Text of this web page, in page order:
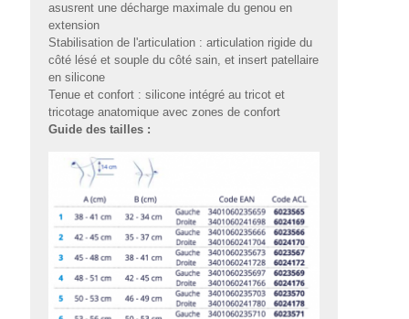
asusrent une décharge maximale du genou en
extension
Stabilisation de l'articulation : articulation rigide du
côté lésé et souple du côté sain, et insert patellaire
en silicone
Tenue et confort : silicone intégré au tricot et
tricotage anatomique avec zones de confort
Guide des tailles :